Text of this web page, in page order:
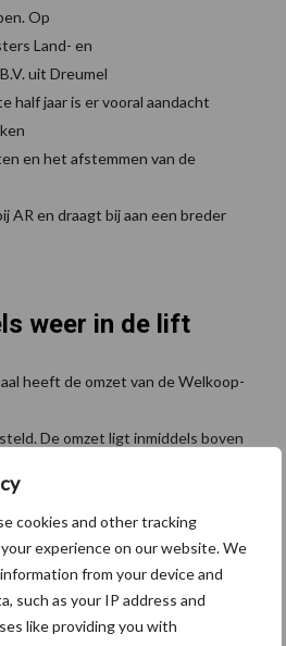
cookies and other tracking
experience on our website. We
from your device and
such as your IP address and
like providing you with
Op
Land- en
uit Dreumel
half jaar is er vooral aandacht
en het afstemmen van de
AR en draagt bij aan een breder
weer in de lift
heeft de omzet van de Welkoop-
De omzet ligt inmiddels boven
het gunstige weer. Hierdoor was er
beregening en barbecues.
in Putten omgebouwd naar de
aansluit bij de behoefte
winkel heeft een goede opening